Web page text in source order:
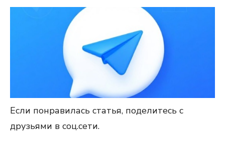
Если понравилась статья, поделитесь с
друзьями в соц.сети.